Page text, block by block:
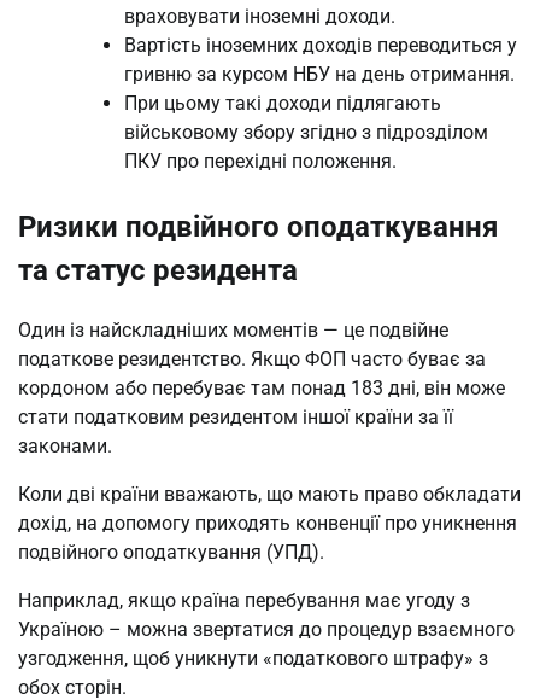
враховувати іноземні доходи.
Вартість іноземних доходів переводиться у
гривню за курсом НБУ на день отримання.
При цьому такі доходи підлягають
військовому збору згідно з підрозділом
ПКУ про перехідні положення.
Ризики подвійного оподаткування
та статус резидента
Один із найскладніших моментів — це подвійне
податкове резидентство. Якщо ФОП часто буває за
кордоном або перебуває там понад 183 дні, він може
стати податковим резидентом іншої країни за її
законами.
Коли дві країни вважають, що мають право обкладати
дохід, на допомогу приходять конвенції про уникнення
подвійного оподаткування (УПД).
Наприклад, якщо країна перебування має угоду з
Україною – можна звертатися до процедур взаємного
узгодження, щоб уникнути «податкового штрафу» з
обох сторін.